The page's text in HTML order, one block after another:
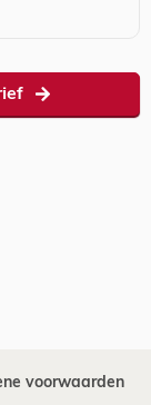
voorwaarden